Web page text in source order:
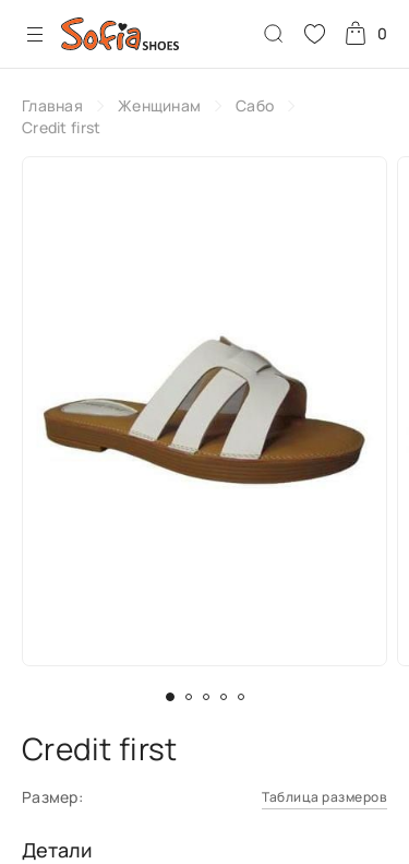
0
Главная Женщинам
Сабо
Credit first
Credit first
Размер: Таблица размеров
Детали